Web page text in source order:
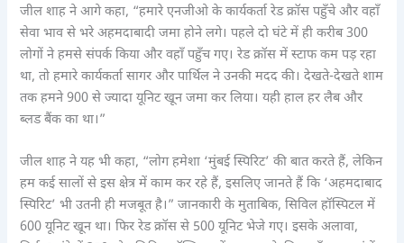
जील शाह ने आगे कहा, “हमारे एनजीओ के कार्यकर्ता रेड क्रॉस पहुँचे और वहाँ
सेवा भाव से भरे अहमदाबादी जमा होने लगे। पहले दो घंटे में ही करीब 300
लोगों ने हमसे संपर्क किया और वहाँ पहुँच गए। रेड क्रॉस में स्टाफ कम पड़ रहा
था, तो हमारे कार्यकर्ता सागर और पार्थिल ने उनकी मदद की। देखते-देखते शाम
तक हमने 900 से ज्यादा यूनिट खून जमा कर लिया। यही हाल हर लैब और
ब्लड बैंक का था।”
जील शाह ने यह भी कहा, “लोग हमेशा ‘मुंबई स्पिरिट’ की बात करते हैं, लेकिन
हम कई सालों से इस क्षेत्र में काम कर रहे हैं, इसलिए जानते हैं कि ‘अहमदाबाद
स्पिरिट’ भी उतनी ही मजबूत है।” जानकारी के मुताबिक, सिविल हॉस्पिटल में
600 यूनिट खून था। फिर रेड क्रॉस से 500 यूनिट भेजे गए। इसके अलावा,